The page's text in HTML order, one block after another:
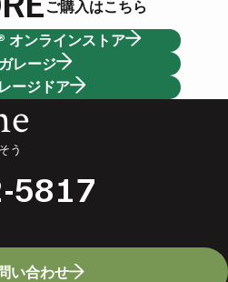
ご購入はこちら
オンラインストア
ガレージ
ージドア
う
5817
い合わせ